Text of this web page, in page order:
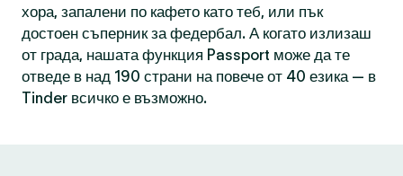
хора, запалени по кафето като теб, или пък
достоен съперник за федербал. А когато излизаш
от града, нашата функция Passport може да те
отведе в над 190 страни на повече от 40 езика — в
Tinder всичко е възможно.